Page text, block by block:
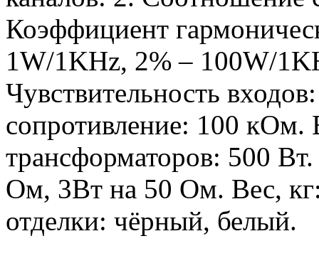
Коэффициент
1W/1KHz, 2% – 100W/
Чувствительность
сопротивление: 100
трансформаторов: 500
Ом, 3Вт на 50 Ом. Вес,
отделки: чёрный, белый.